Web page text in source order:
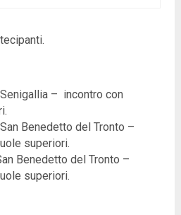
– incontro con
Benedetto del Tronto –
superiori.
Benedetto del Tronto –
superiori.